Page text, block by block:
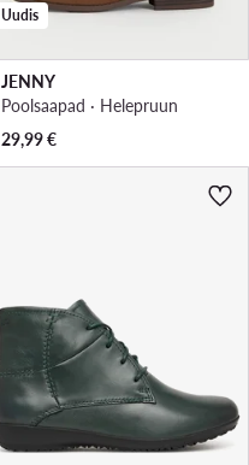
Uudis
JENNY
Poolsaapad · Helepruun
29,99€